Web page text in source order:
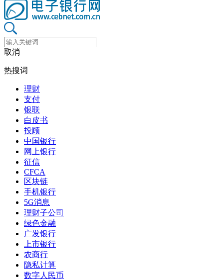
取消
热搜词
理财
支付
银联
白皮书
投顾
中国银行
网上银行
征信
CFCA
区块链
手机银行
5G消息
理财子公司
绿色金融
广发银行
上市银行
农商行
隐私计算
数字人民币